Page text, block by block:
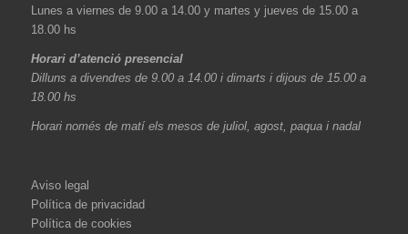
Lunes a viernes de 9.00 a 14.00 y martes y jueves de 15.00 a
18.00 hs
Horari d’atenció presencial
Dilluns a divendres de 9.00 a 14.00 i dimarts i dijous de 15.00 a
18.00 hs
Horari només de matí els mesos de juliol, agost, paqua i nadal
Aviso legal
Política de privacidad
Política de cookies